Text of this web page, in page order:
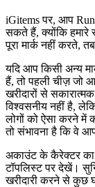
iGitems पर, आप
सकते हैं, क्योंकि हमारे
पूरा मार्क नहीं करते,
यदि आप किसी अन्य
हैं, तो पहली चीज़ जो
खरीदारों से
विश्वसनीय नहीं है,
लोगों को ऐसा करने में
तो संभावना है कि वे
अकाउंट के कैरेक्टर का
टॉपलिस्ट पर देखें।
खरीदारी करने से कुछ